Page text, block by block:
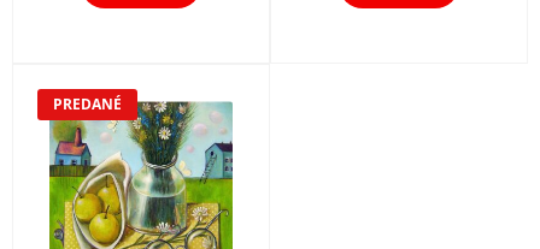
PREDANÉ